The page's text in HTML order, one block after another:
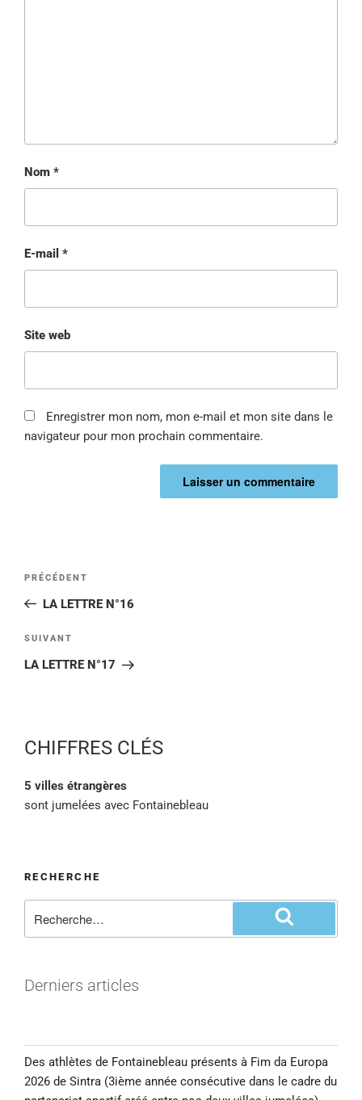
Nom *
E-mail *
Site web
Enregistrer mon nom, mon e-mail et mon site dans le
navigateur pour mon prochain commentaire.
PRÉCÉDENT
LA LETTRE N°16
SUIVANT
LA LETTRE N°17
CHIFFRES CLÉS
5 villes étrangères
sont jumelées avec Fontainebleau
RECHERCHE
Derniers articles
Des athlètes de Fontainebleau présents à Fim da Europa
2026 de Sintra (3ième année consécutive dans le cadre du